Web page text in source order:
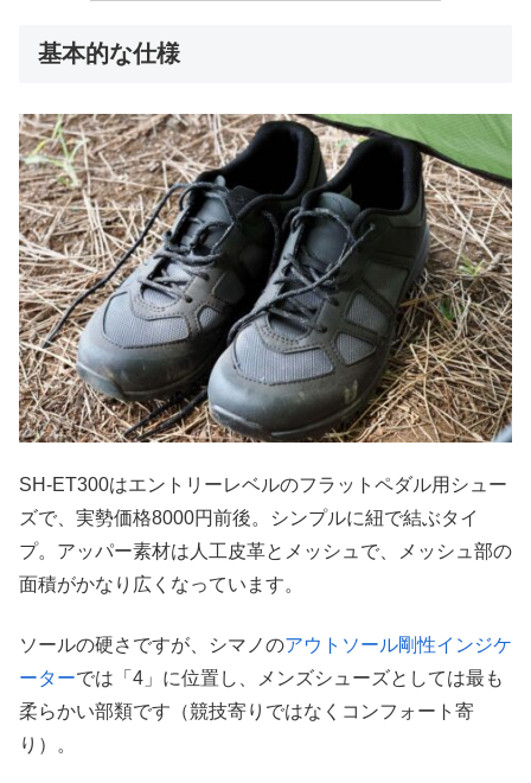
基本的な仕様
SH-ET300はエントリーレベルのフラットペダル用シュー
ズで、実勢価格8000円前後。シンプルに紐で結ぶタイ
プ。アッパー素材は人工皮革とメッシュで、メッシュ部の
面積がかなり広くなっています。
ソールの硬さですが、シマノのアウトソール剛性インジケ
ーターでは「4」に位置し、メンズシューズとしては最も
柔らかい部類です（競技寄りではなくコンフォート寄
り）。